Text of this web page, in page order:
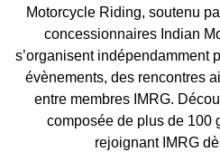
Motorcycle Riding, soutenu
concessionnaires Indian
s’organisent indépendamment
évènements, des rencontres
entre membres IMRG.
composée de plus de 100
rejoignant IMRG